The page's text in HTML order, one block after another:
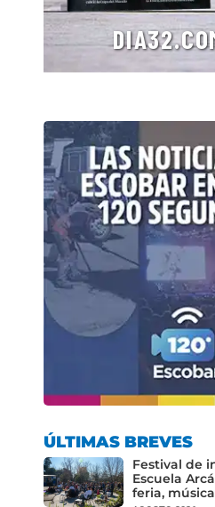
ÚLTIMAS BREVES
Festival de
Escuela
feria,